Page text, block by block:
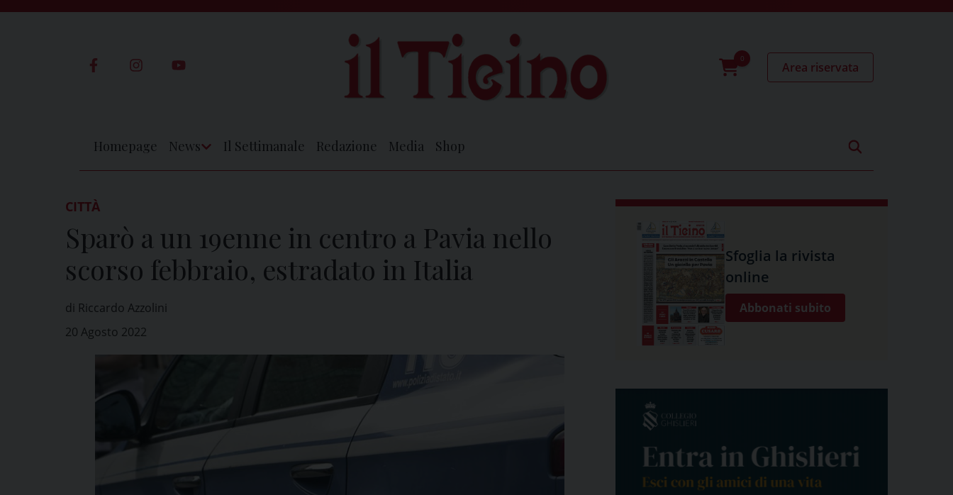
0
Area riservata
Homepage News Il Settimanale Redazione Media Shop
CITTÀ
Sparò a un 19enne in centro a Pavia nello
scorso febbraio, estradato in Italia
di Riccardo Azzolini
20 Agosto 2022
Sfoglia la rivista
online
Abbonati subito